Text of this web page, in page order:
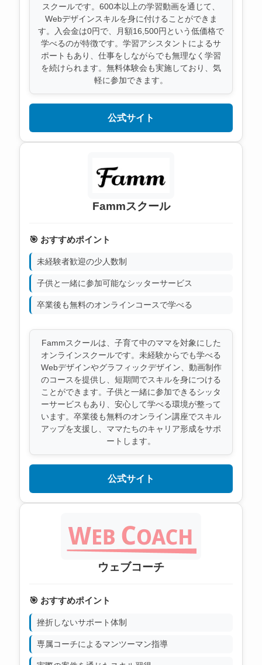
スクールです。600本以上の学習動画を通じて、
Webデザインスキルを身に付けることができま
す。入会金は0円で、月額16,500円という低価格で
学べるのが特徴です。学習アシスタントによるサ
ポートもあり、仕事をしながらでも無理なく学習
を続けられます。無料体験会も実施しており、気
軽に参加できます。
公式サイト
Fammスクール
🎯 おすすめポイント
未経験者歓迎の少人数制
子供と一緒に参加可能なシッターサービス
卒業後も無料のオンラインコースで学べる
Fammスクールは、子育て中のママを対象にした
オンラインスクールです。未経験からでも学べる
Webデザインやグラフィックデザイン、動画制作
のコースを提供し、短期間でスキルを身につける
ことができます。子供と一緒に参加できるシッタ
ーサービスもあり、安心して学べる環境が整って
います。卒業後も無料のオンライン講座でスキル
アップを支援し、ママたちのキャリア形成をサポ
ートします。
公式サイト
ウェブコーチ
🎯 おすすめポイント
挫折しないサポート体制
専属コーチによるマンツーマン指導